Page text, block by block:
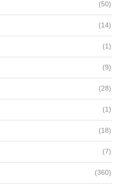
(50)
(14)
(1)
(9)
(28)
(1)
(18)
(7)
(360)